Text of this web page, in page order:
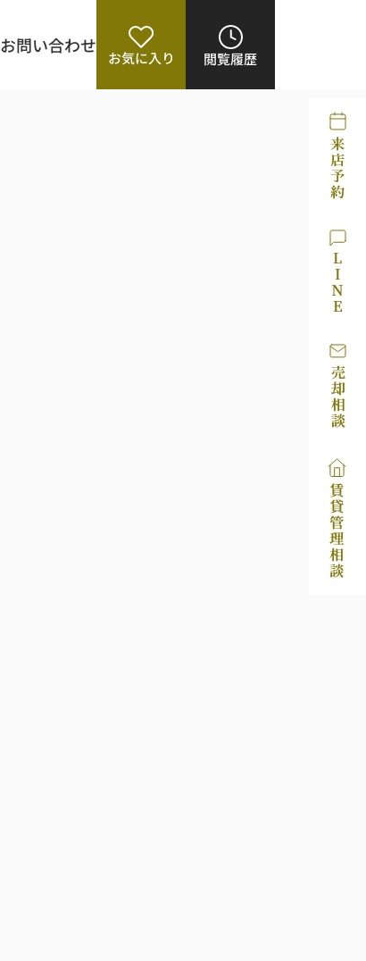
お問い合わせ
お気に入り 閲覧履歴